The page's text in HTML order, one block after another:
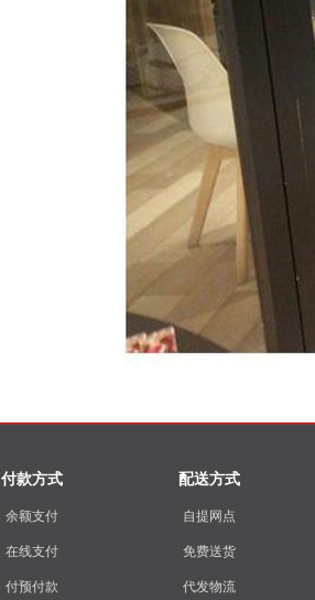
付款方式
余额支付
在线支付
付预付款
配送方式
自提网点
免费送货
代发物流